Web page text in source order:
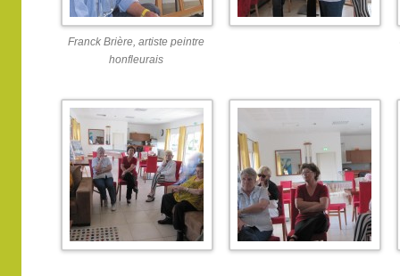
Franck Brière, artiste peintre
honfleurais